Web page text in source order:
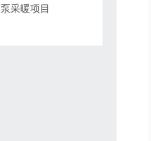
泵采暖项目